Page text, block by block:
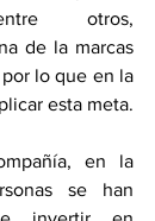
otros,
de la marcas
lo que en la
esta meta.
en la
se han